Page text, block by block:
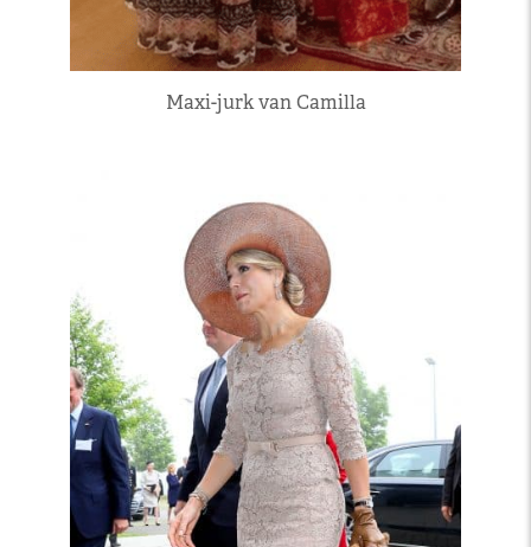
Maxi-jurk van Camilla